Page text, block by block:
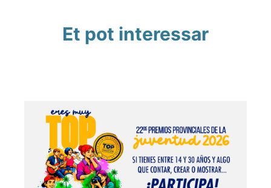
Et pot interessar